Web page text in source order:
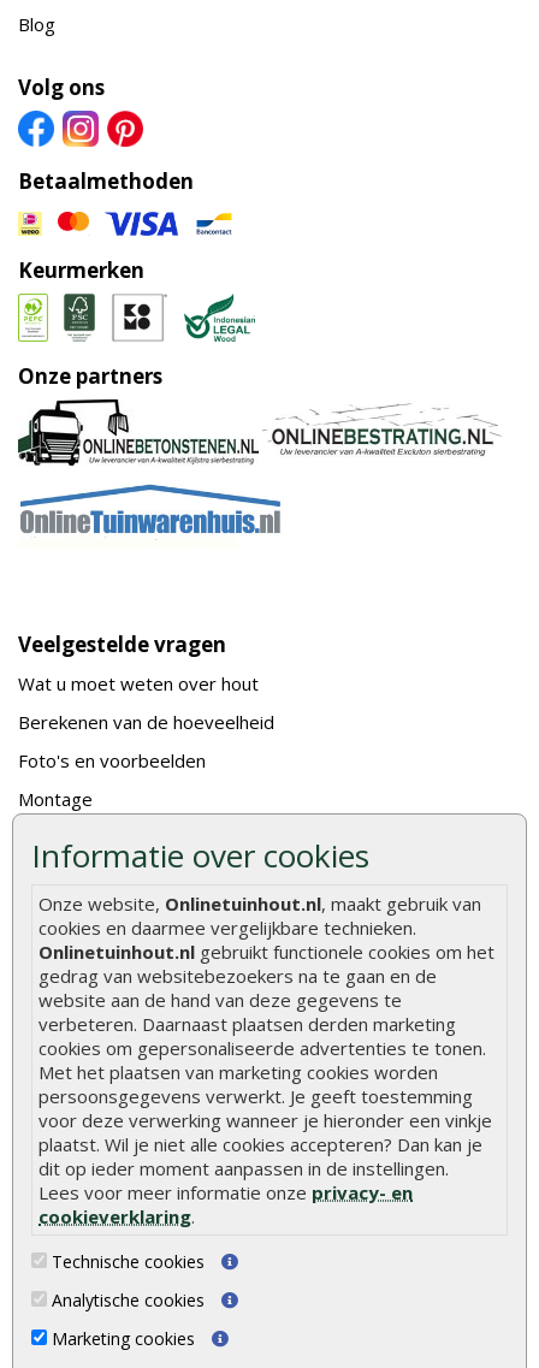
Informatie over cookies
Onze website, Onlinetuinhout.nl, maakt gebruik van
cookies en daarmee vergelijkbare technieken.
Onlinetuinhout.nl gebruikt functionele cookies om het
gedrag van websitebezoekers na te gaan en de
website aan de hand van deze gegevens te
verbeteren. Daarnaast plaatsen derden marketing
cookies om gepersonaliseerde advertenties te tonen.
Met het plaatsen van marketing cookies worden
persoonsgegevens verwerkt. Je geeft toestemming
voor deze verwerking wanneer je hieronder een vinkje
plaatst. Wil je niet alle cookies accepteren? Dan kan je
dit op ieder moment aanpassen in de instellingen.
Lees voor meer informatie onze privacy- en
cookieverklaring.
Technische cookies
Analytische cookies
Marketing cookies
Blog
Volg ons
Betaalmethoden
Keurmerken
Onze partners
Veelgestelde vragen
Wat u moet weten over hout
Berekenen van de hoeveelheid
Foto's en voorbeelden
Montage
Hoe zelf een houten overkapping maken
Hoe zelf een vlonder leggen
Hoe betonpaal plaatsen
Hoe schutting plaatsen
De 9 beste tuinschermen van Onlinetuinhout.nl
Stijlvolle houtsoorten voor in de tuin
Duurzame tuin
Welke palen voor een schapenhek
Alle populaire categorieën
Tuinhout
Schutting
Tuindeuren